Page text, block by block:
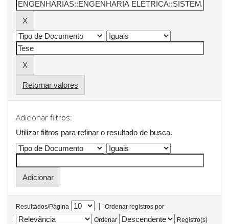
Retornar valores
Adicionar filtros:
Utilizar filtros para refinar o resultado de busca.
Resultados/Página |
Ordenar registros por
Ordenar
Registro(s)